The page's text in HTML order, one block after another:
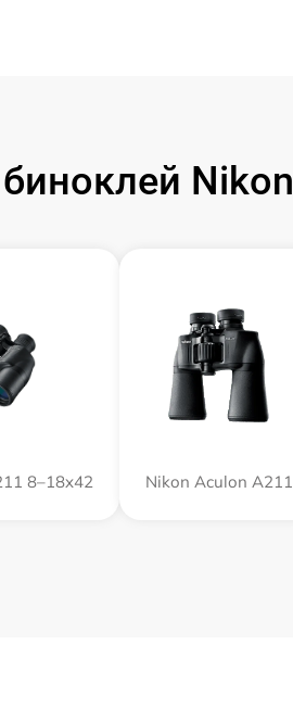
Nikon
8–18x42 Nikon Aculon A211